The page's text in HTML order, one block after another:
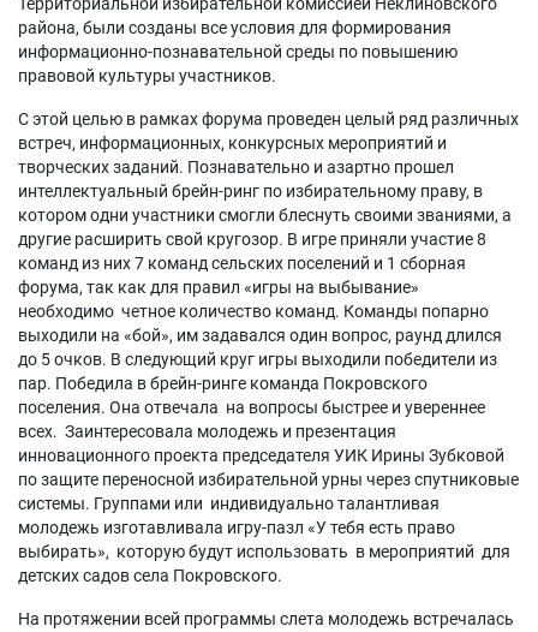
района, были созданы все условия для формирования
информационно-познавательной среды по повышению
правовой культуры участников.
С этой целью в рамках форума проведен целый ряд различных
встреч, информационных, конкурсных мероприятий и
творческих заданий. Познавательно и азартно прошел
интеллектуальный брейн-ринг по избирательному праву, в
котором одни участники смогли блеснуть своими званиями, а
другие расширить свой кругозор. В игре приняли участие 8
команд из них 7 команд сельских поселений и 1 сборная
форума, так как для правил «игры на выбывание»
необходимо четное количество команд. Команды попарно
выходили на «бой», им задавался один вопрос, раунд длился
до 5 очков. В следующий круг игры выходили победители из
пар. Победила в брейн-ринге команда Покровского
поселения. Она отвечала на вопросы быстрее и увереннее
всех. Заинтересовала молодежь и презентация
инновационного проекта председателя УИК Ирины Зубковой
по защите переносной избирательной урны через спутниковые
системы. Группами или индивидуально талантливая
молодежь изготавливала игру-пазл «У тебя есть право
выбирать», которую будут использовать в мероприятий для
детских садов села Покровского.
На протяжении всей программы слета молодежь встречалась